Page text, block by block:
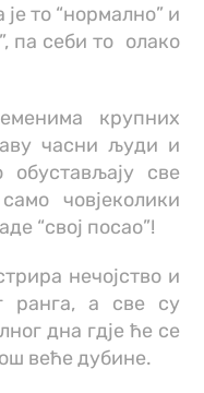
то “нормално” и
па себи то олако
крупних
часни људи и
обустављају све
човјеколики
“свој посао”!
нечојство и
ранга, а све су
дна гдје ће се
веће дубине.